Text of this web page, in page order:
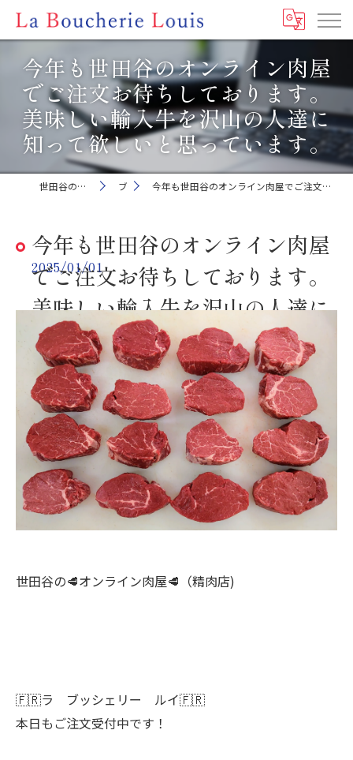
今年も世田谷のオンライン肉屋
でご注文お待ちしております。
美味しい輸入牛を沢山の人達に
知って欲しいと思っています。
世田谷の肉屋ならLa Boucherie Louis ブログ 今年も世田谷のオンライン肉屋でご注文お待ちしております。美味しい輸入牛を沢山の人達に知って欲しいと思っています。
今年も世田谷のオンライン肉屋
でご注文お待ちしております。
美味しい輸入牛を沢山の人達に
知って欲しいと思っています。
2025/01/01
世田谷の🥩オンライン肉屋🥩（精肉店)
🇫🇷ラ ブッシェリー ルイ🇫🇷
本日もご注文受付中です！